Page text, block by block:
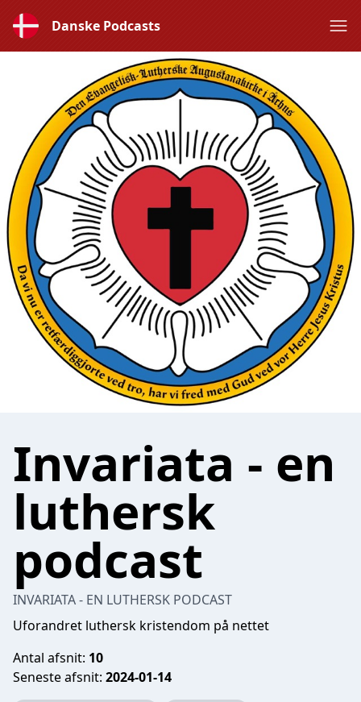
Danske Podcasts
Invariata - en
luthersk
podcast
INVARIATA - EN LUTHERSK PODCAST
Uforandret luthersk kristendom på nettet
Antal afsnit: 10
Seneste afsnit: 2024-01-14